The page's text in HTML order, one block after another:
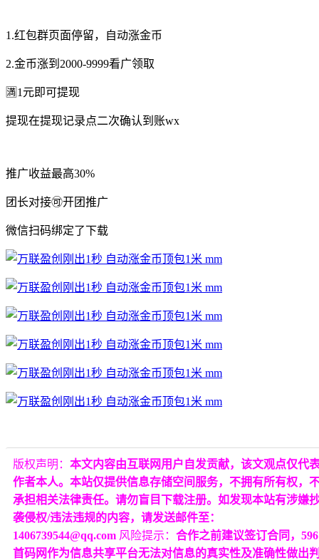
1.红包群页面停留，自动涨金币
2.金币涨到2000-9999看广领取
🈵1元即可提现
提现在提现记录点二次确认到账wx
推广收益最高30%
团长对接🉑开团推广
微信扫码绑定了下载
版权声明： 本文内容由互联网用户自发贡献，该文观点仅代
作者本人。本站仅提供信息存储空间服务，不拥有所有权，
承担相关法律责任。请勿盲目下载注册。如发现本站有涉嫌
袭侵权/违法违规的内容，请发送邮件至：
1406739544@qq.com 风险提示： 合作之前建议签订合同，596
首码网作为信息共享平台无法对信息的真实性及准确性做出